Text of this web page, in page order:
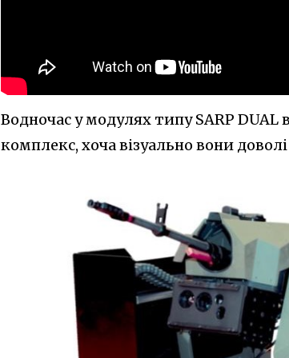
Водночас у модулях типу SARP
комплекс, хоча візуально вони доволі